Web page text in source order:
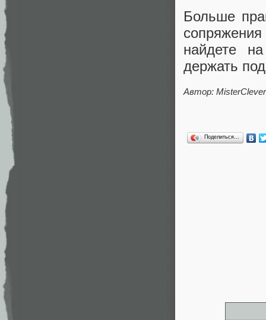
Больше
найдете
держать
Автор: MisterClever
Поделиться…